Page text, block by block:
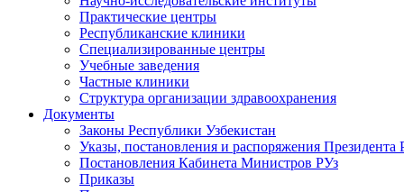
Практические центры
Республиканские клиники
Специализированные центры
Учебные заведения
Частные клиники
Структура организации здравоохранения
Документы
Законы Республики Узбекистан
Указы, постановления и распоряжения Президента
Постановления Кабинета Министров РУз
Приказы